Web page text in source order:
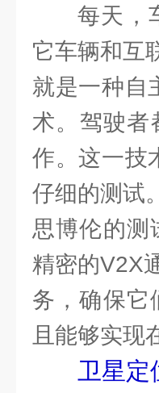
每天，
它车辆和互
就是一种自
术。驾驶者
作。这一技
仔细的测试
思博伦的测
精密的V2X
务，确保它
且能够实现
卫星定